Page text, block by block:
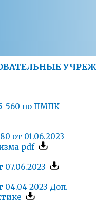
по ПМПК
от 01.06.2023
pdf
2023 Доп.